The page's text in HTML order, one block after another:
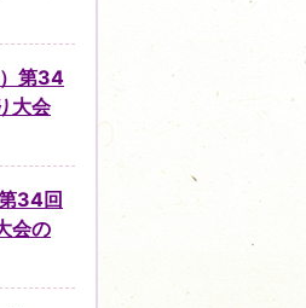
第34
大会
34回
会の